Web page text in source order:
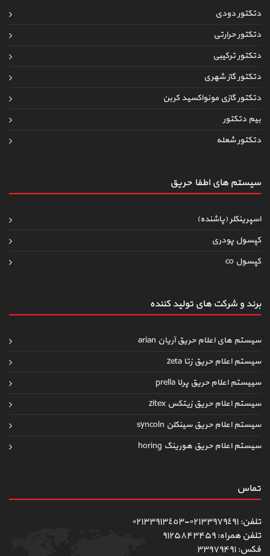
دتکتور دودی
دتکتور حرارتی
دتکتور ترکیبی
دتکتور گاز شهری
دتکتور گازی مونواکسید کربن
بیم دتکتور
دتکتور شعله
سیستم های اطفاءحریق
اسپرینکلر (پاشنده)
کپسول پودری
کپسول co
برند و شرکت های تولید کننده
سیستم های اعلام حریق آریان arian
سیستم اعلام حریق زتا zeta
سییستم اعلام حریق پرلا prella
سیستم اعلام حریق زیتکس zitex
سیستم اعلام حریق سینکلن syncoln
سیستم اعلام حریق هورینگ horing
تماس
تلفن: ٠٢١٣٣٩٧٩٤٩١-٠٢١٣٣٩١٣٤٥٣
تلفن همراه: ۹۱۲۵۸۴۳۴۵۹
فکس: ۳۳۹۷۹۴۹۱